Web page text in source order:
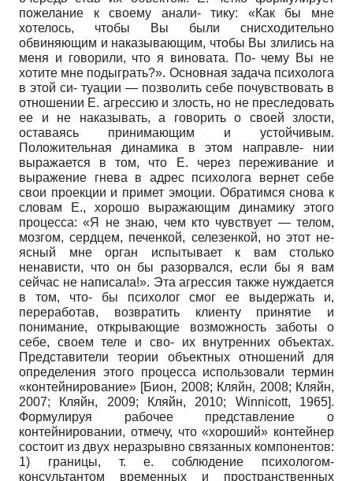
пожелание к своему анали- тику: «Как бы мне
хотелось, чтобы Вы были снисходительно
обвиняющим и наказывающим, чтобы Вы злились на
меня и говорили, что я виновата. По- чему Вы не
хотите мне подыграть?». Основная задача психолога
в этой си- туации — позволить себе почувствовать в
отношении Е. агрессию и злость, но не преследовать
ее и не наказывать, а говорить о своей злости,
оставаясь принимающим и устойчивым.
Положительная динамика в этом направле- нии
выражается в том, что Е. через переживание и
выражение гнева в адрес психолога вернет себе
свои проекции и примет эмоции. Обратимся снова к
словам Е., хорошо выражающим динамику этого
процесса: «Я не знаю, чем кто чувствует — телом,
мозгом, сердцем, печенкой, селезенкой, но этот не-
ясный мне орган испытывает к вам столько
ненависти, что он бы разорвался, если бы я вам
сейчас не написала!». Эта агрессия также нуждается
в том, что- бы психолог смог ее выдержать и,
переработав, возвратить клиенту принятие и
понимание, открывающие возможность заботы о
себе, своем теле и сво- их внутренних объектах.
Представители теории объектных отношений для
определения этого процесса использовали термин
«контейнирование» [Бион, 2008; Кляйн, 2008; Кляйн,
2007; Кляйн, 2009; Кляйн, 2010; Winnicott, 1965].
Формулируя рабочее представление о
контейнировании, отмечу, что «хороший» контейнер
состоит из двух неразрывно связанных компонентов:
1) границы, т. е. соблюдение психологом-
консультантом временных и пространственных